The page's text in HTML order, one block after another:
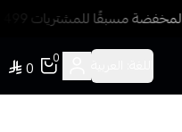
0
0